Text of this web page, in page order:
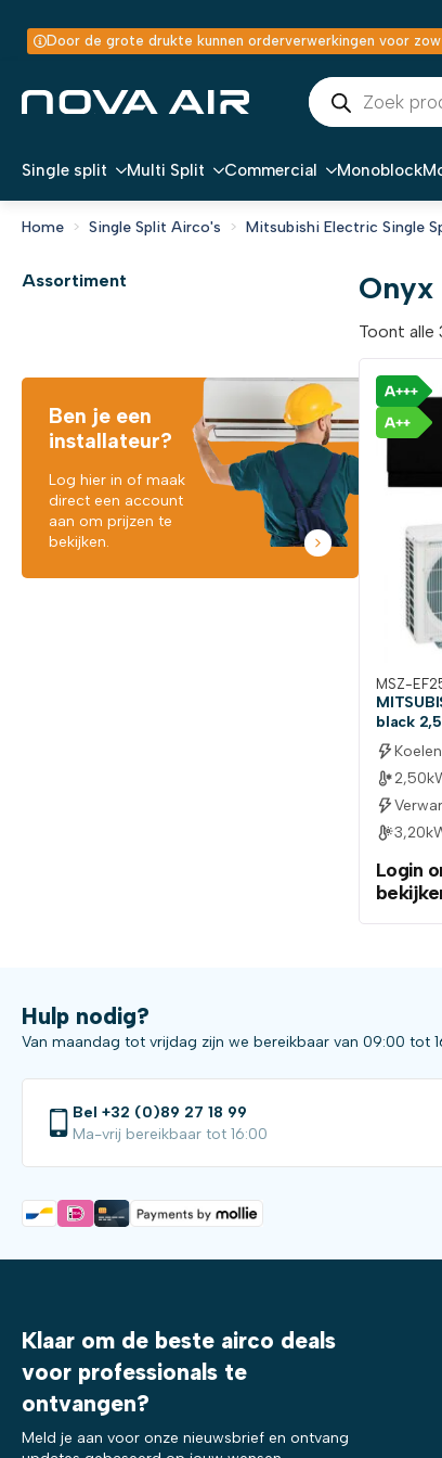
Door de grote drukte kunnen orderverwerkingen voor
Producten
zoeken
Single split Multi Split Commercial Monoblock
Home Single Split Airco's Mitsubishi Electric Single
Assortiment
Ben je een
installateur?
Log hier in of maak
direct een account
aan om prijzen te
bekijken.
Toont alle
MSZ-
black
Login
Hulp nodig?
Van maandag tot vrijdag zijn we bereikbaar van 09:00 tot
Bel +32 (0)89 27 18 99
Ma-vrij bereikbaar tot 16:00
Klaar om de beste airco deals
voor professionals te
ontvangen?
Meld je aan voor onze nieuwsbrief en ontvang